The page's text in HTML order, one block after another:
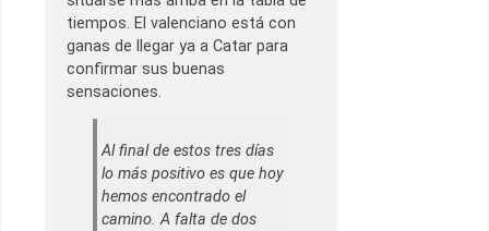
tiempos. El valenciano está con
ganas de llegar ya a Catar para
confirmar sus buenas
sensaciones.
Al final de estos tres días
lo más positivo es que hoy
hemos encontrado el
camino. A falta de dos